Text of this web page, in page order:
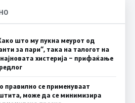
што му пукна меурот од
за пари“, така на талогот на
хистерија – прифаќање
правилно се применуваат
може да се минимизира